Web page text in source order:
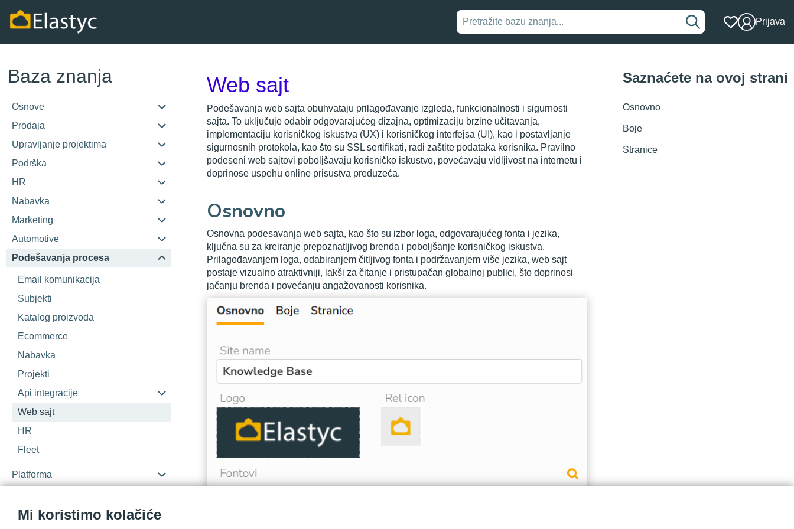
Mi koristimo kolačiće
Prijava
Baza znanja
Osnove
Prodaja
Upravljanje projektima
Podrška
HR
Nabavka
Marketing
Automotive
Podešavanja procesa
Email komunikacija
Subjekti
Katalog proizvoda
Ecommerce
Nabavka
Projekti
Api integracije
Web sajt
HR
Fleet
Platforma
Saznaćete na ovoj strani
Osnovno
Boje
Stranice
Web sajt
Podešavanja web sajta obuhvataju prilagođavanje izgleda, funkcionalnosti i sigurnosti
sajta. To uključuje odabir odgovarajućeg dizajna, optimizaciju brzine učitavanja,
implementaciju korisničkog iskustva (UX) i korisničkog interfejsa (UI), kao i postavljanje
sigurnosnih protokola, kao što su SSL sertifikati, radi zaštite podataka korisnika. Pravilno
podeseni web sajtovi poboljšavaju korisničko iskustvo, povećavaju vidljivost na internetu i
doprinose uspehu online prisustva preduzeća.
Osnovno
Osnovna podesavanja web sajta, kao što su izbor loga, odgovarajućeg fonta i jezika,
ključna su za kreiranje prepoznatljivog brenda i poboljšanje korisničkog iskustva.
Prilagođavanjem loga, odabiranjem čitljivog fonta i podržavanjem više jezika, web sajt
postaje vizualno atraktivniji, lakši za čitanje i pristupačan globalnoj publici, što doprinosi
jačanju brenda i povećanju angažovanosti korisnika.